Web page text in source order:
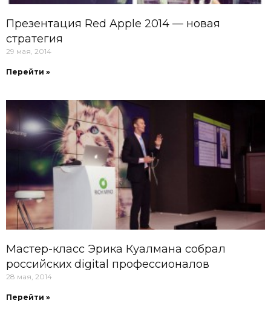
Презентация Red Apple 2014 — новая
стратегия
29 мая, 2014
Перейти »
Мастер-класс Эрика Куалмана собрал
российских digital профессионалов
28 мая, 2014
Перейти »